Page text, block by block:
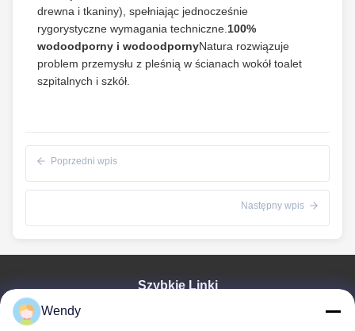
drewna i tkaniny), spełniając jednocześnie
rygorystyczne wymagania techniczne. 100%
wodoodporny i wodoodpornyNatura rozwiązuje
problem przemysłu z pleśnią w ścianach wokół toalet
szpitalnych i szkół.
Poprzedni wpis
Następny wpis
Szybkie Linki
Wendy